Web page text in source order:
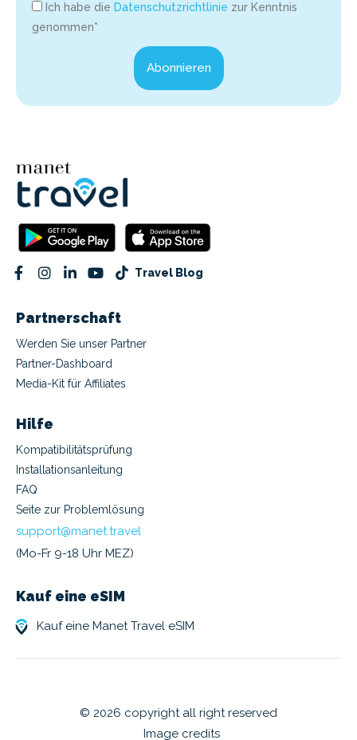
Ich habe die Datenschutzrichtlinie zur Kenntnis
genommen*
Abonnieren
Travel Blog
Partnerschaft
Werden Sie unser Partner
Partner-Dashboard
Media-Kit für Affiliates
Hilfe
Kompatibilitätsprüfung
Installationsanleitung
FAQ
Seite zur Problemlösung
support@manet.travel
(Mo-Fr 9-18 Uhr MEZ)
Kauf eine eSIM
Kauf eine Manet Travel eSIM
© 2026 copyright all right reserved
Image credits